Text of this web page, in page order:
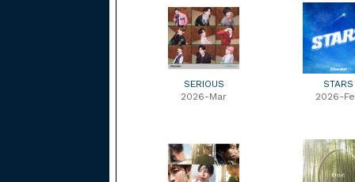
SERIOUS
2026-Mar
STARS
2026-